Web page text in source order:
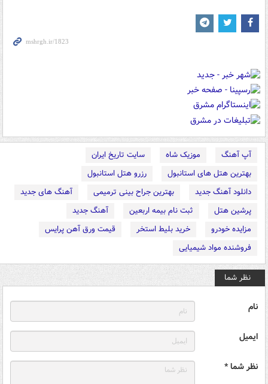
آپ آهنگ موزیک شاه
سایت تاریخ ایران
بهترین هتل های استانبول
رزرو هتل استانبول
دانلود آهنگ جدید
بهترین جراح بینی ترمیمی
آهنگ های جدید
پرشین هتل
ثبت نام بیمه اربعین
آهنگ جدید
مزایده خودرو
خرید بلیط استخر
قیمت ورق آهن پرایس
فروشنده مواد شیمیایی
نظر شما
نام
ایمیل
نظر شما *